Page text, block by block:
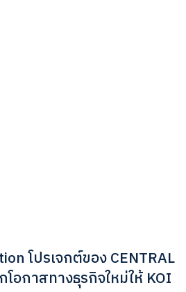
โปรเจกต์ของ CENTRAL
อกาสทางธุรกิจใหม่ให้ KOI